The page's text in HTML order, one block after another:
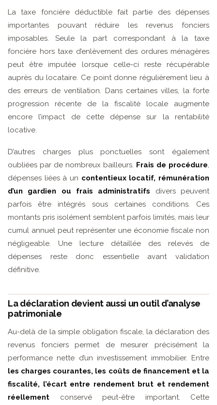
La taxe foncière déductible fait partie des dépenses
importantes pouvant réduire les revenus fonciers
imposables. Seule la part correspondant à la taxe
foncière hors taxe d’enlèvement des ordures ménagères
peut être imputée lorsque celle-ci reste récupérable
auprès du locataire. Ce point donne régulièrement lieu à
des erreurs de ventilation. Dans certaines villes, la forte
progression récente de la fiscalité locale augmente
encore l’impact de cette dépense sur la rentabilité
locative.
D’autres charges plus ponctuelles sont également
oubliées par de nombreux bailleurs. Frais de procédure,
dépenses liées à un contentieux locatif, rémunération
d’un gardien ou frais administratifs divers peuvent
parfois être intégrés sous certaines conditions. Ces
montants pris isolément semblent parfois limités, mais leur
cumul annuel peut représenter une économie fiscale non
négligeable. Une lecture détaillée des relevés de
dépenses reste donc essentielle avant validation
définitive.
La déclaration devient aussi un outil d’analyse
patrimoniale
Au-delà de la simple obligation fiscale, la déclaration des
revenus fonciers permet de mesurer précisément la
performance nette d’un investissement immobilier. Entre
les charges courantes, les coûts de financement et la
fiscalité, l’écart entre rendement brut et rendement
réellement conservé peut-être important. Cette